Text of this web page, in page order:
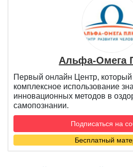
Альфа-Омега
Первый онлайн Центр, который
комплексное использование
инновационных методов в
самопознании.
Подписаться на
Бесплатный